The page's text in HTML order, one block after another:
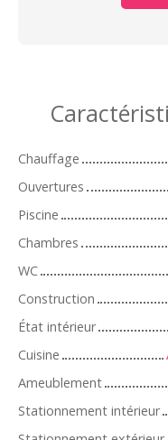
Chauffage
Ouvertures
Piscine
Chambres
WC
Construction
État intérieur
Cuisine
Ameublement
Stationnement intérieur